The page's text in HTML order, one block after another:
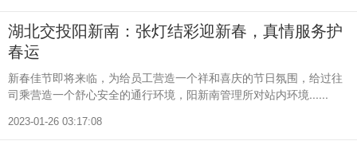
湖北交投阳新南：张灯结彩迎新春，真情服务护
春运
新春佳节即将来临，为给员工营造一个祥和喜庆的节日氛围，给过往
司乘营造一个舒心安全的通行环境，阳新南管理所对站内环境......
2023-01-26 03:17:08